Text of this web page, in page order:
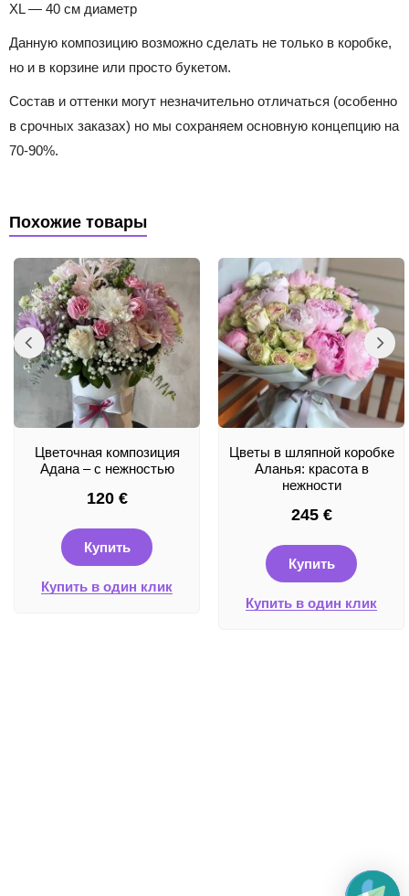
XL — 40 см диаметр
Данную композицию возможно сделать не только в коробке,
но и в корзине или просто букетом.
Состав и оттенки могут незначительно отличаться (особенно
в срочных заказах) но мы сохраняем основную концепцию на
70-90%.
Похожие товары
Цветочная композиция
Адана – с нежностью
120 €
Купить
Купить в один клик
Цветы в шляпной коробке
Аланья: красота в
нежности
245 €
Купить
Купить в один клик